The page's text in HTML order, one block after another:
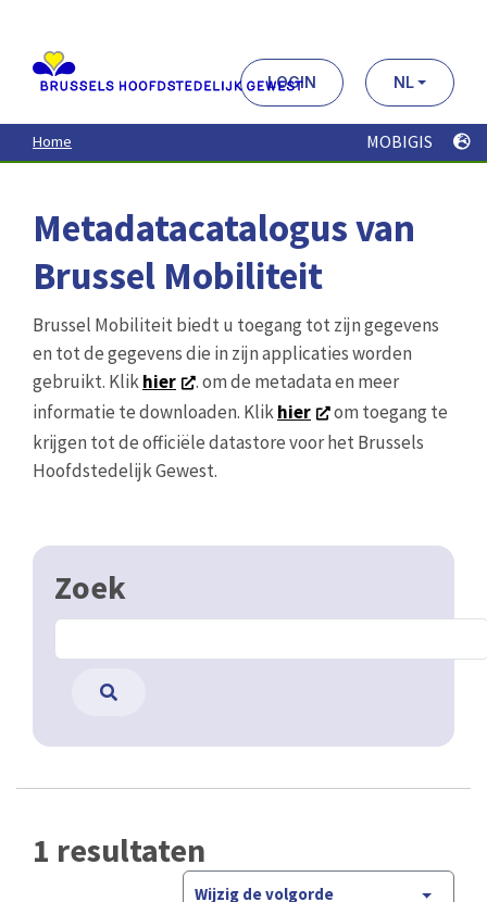
contenu
principal
LOGIN NL
Home MOBIGIS
Metadatacatalogus van
Brussel Mobiliteit
Brussel Mobiliteit biedt u toegang tot zijn gegevens
en tot de gegevens die in zijn applicaties worden
gebruikt. Klikhier
. om de metadata en meer
informatie te downloaden. Klikhier
om toegang te
krijgen tot de officiële datastore voor het Brussels
Hoofdstedelijk Gewest.
Zoek
1 resultaten
Wijzig de volgorde